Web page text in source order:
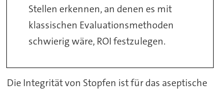
Stellen erkennen, an denen es mit
klassischen Evaluationsmethoden
schwierig wäre, ROI festzulegen.
Die Integrität von Stopfen ist für das aseptische